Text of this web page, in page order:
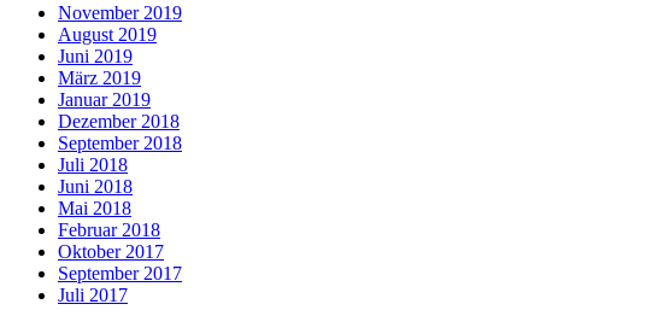
November 2019
August 2019
Juni 2019
März 2019
Januar 2019
Dezember 2018
September 2018
Juli 2018
Juni 2018
Mai 2018
Februar 2018
Oktober 2017
September 2017
Juli 2017